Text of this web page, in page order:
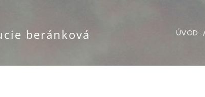
beránková ÚVOD